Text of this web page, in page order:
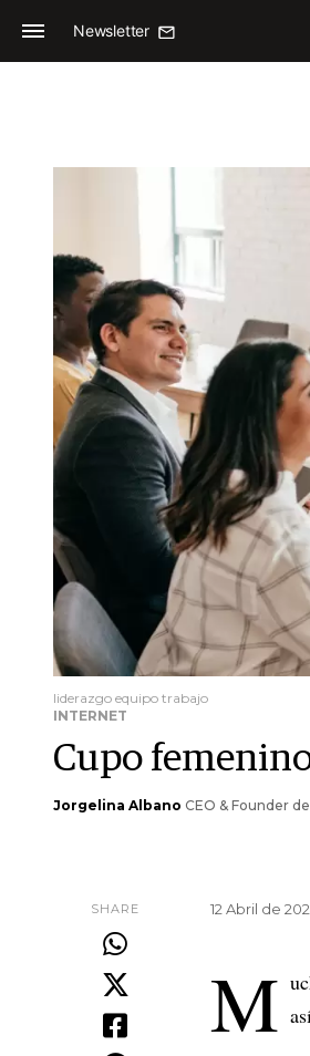
Newsletter
liderazgo equipo trabajo
INTERNET
Cupo
Jorgelina Albano CEO & Founder
SHARE 12 Abril de
M